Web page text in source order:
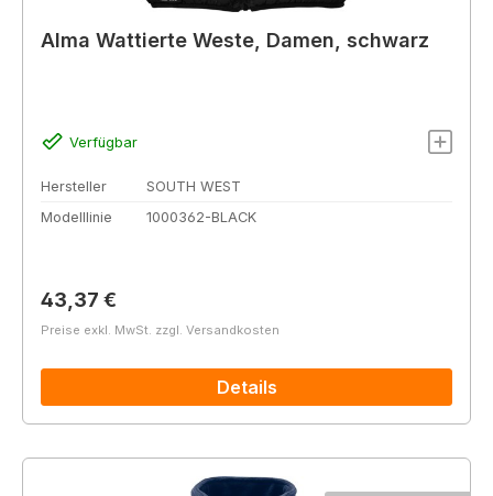
Alma Wattierte Weste, Damen, schwarz
Verfügbar
Hersteller
SOUTH WEST
Modelllinie
1000362-BLACK
Regulärer Preis:
43,37 €
Preise exkl. MwSt. zzgl. Versandkosten
Details